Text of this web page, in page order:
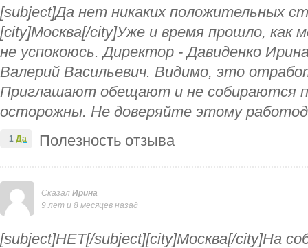
[subject]Да нет никаких положительных
[city]Москва[/city]Уже и время прошло, как
не успокоюсь. Директор - Давиденко
Валерий Васильевич. Видимо, это
Приглашают обещают и не собираются
осторожны. Не доверяйте этому
Полезность отзыва
1 Да
Сказал Ирина
9 лет и 8 месяцев назад
[subject]НЕТ[/subject][city]Москва[/city]На